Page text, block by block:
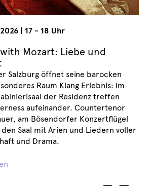
| 17 - 18 Uhr
Mozart: Liebe und
Salzburg öffnet seine barocken
Raum Klang Erlebnis: Im
der Residenz treffen
aufeinander. Countertenor
am Bösendorfer Konzertflügel
Saal mit Arien und Liedern voller
und Drama.